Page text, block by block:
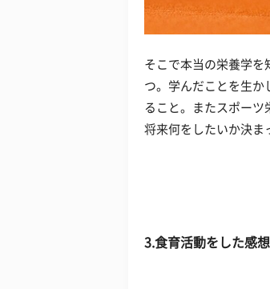
そこで本当の栄養学を
つ。学んだことを生か
ること。またスポーツ
将来何をしたいか決ま
3.食育活動をした感